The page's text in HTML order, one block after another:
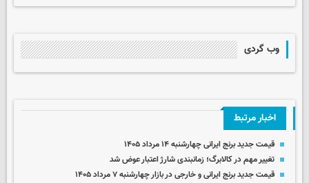
وب گردی
اخبار مرتبط
قیمت جدید برنج ایرانی چهارشنبه ۱۴ مرداد ۱۴۰۵
تغییر مهم در کالابرگ؛ زمانبندی‌ شارژ اعتبار عوض شد
قیمت جدید برنج ایرانی و خارجی در بازار چهارشنبه ۷ مرداد ۱۴۰۵